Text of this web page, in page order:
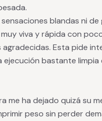
blandas ni de
viva y rápida con
Esta pide
ejecución bastante limpia
me ha dejado quizá su
peso sin perder